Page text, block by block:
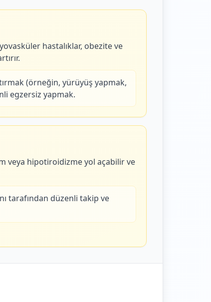
hastalıklar, obezite ve
(örneğin, yürüyüş yapmak,
egzersiz yapmak.
veya hipotiroidizme yol açabilir ve
tarafından düzenli takip ve